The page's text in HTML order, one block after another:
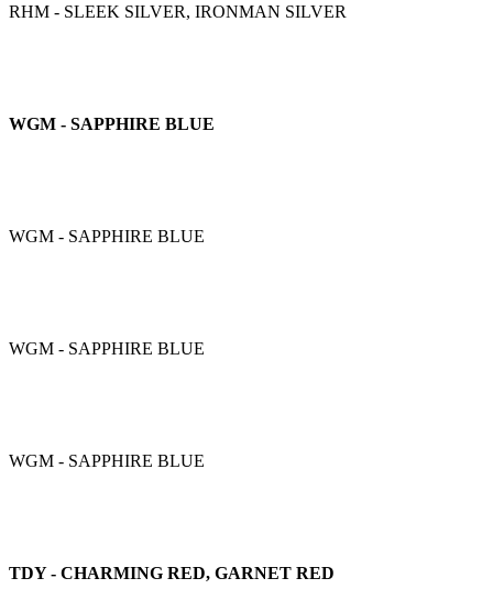
RHM - SLEEK SILVER, IRONMAN SILVER
WGM - SAPPHIRE BLUE
WGM - SAPPHIRE BLUE
WGM - SAPPHIRE BLUE
WGM - SAPPHIRE BLUE
TDY - CHARMING RED, GARNET RED